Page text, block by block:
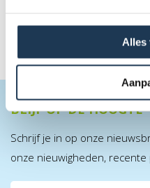
Alles
BLIJF OP DE HOOGTE
Schrijf je in op onze
onze nieuwigheden,